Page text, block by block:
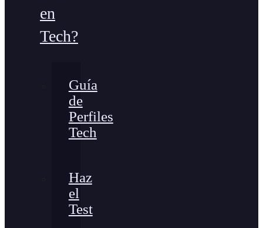
en
Tech?
Guía
de
Perfiles
Tech
Haz
el
Test